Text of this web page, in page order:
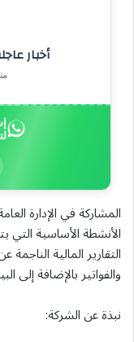
أخبار
المشاركة في الإدارة
الأنشطة الأساسية التي
التقارير المالية
والفواتير بالإضافة إلى
نبذة عن الشركة: